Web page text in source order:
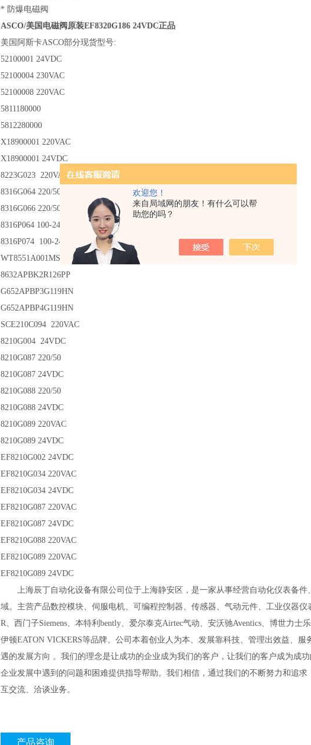
欢迎您！
来自局域网的朋友！有什么可以帮
助您的吗？
* 防爆电磁阀
ASCO/美国电磁阀原装EF8320G186 24VDC正品
美国阿斯卡ASCO部分现货型号:
52100001 24VDC
52100004 230VAC
52100008 220VAC
5811180000
5812280000
X18900001 220VAC
X18900001 24VDC
8223G023 220VAC
8316G064 220/50
8316G066 220/50
8316P064 100-240V/50-60HZ/DC
8316P074 100-240/50-60HZ/DC
WT8551A001MS 220VAC
8632APBK2R126PP
G652APBP3G119HN
G652APBP4G119HN
SCE210C094 220VAC
8210G004 24VDC
8210G087 220/50
8210G087 24VDC
8210G088 220/50
8210G088 24VDC
8210G089 220VAC
8210G089 24VDC
EF8210G002 24VDC
EF8210G034 220VAC
EF8210G034 24VDC
EF8210G087 220VAC
EF8210G087 24VDC
EF8210G088 220VAC
EF8210G089 220VAC
EF8210G089 24VDC
上海辰丁自动化设备有限公司位于上海静安区，是一家从事经营自动化仪表备
域。主营产品数控模块、伺服电机、可编程控制器、传感器、气动元件、工业仪器
R、西门子Siemens、本特利bently、爱尔泰克Airtec气动、安沃驰Aventics、博世力士
伊顿EATON VICKERS等品牌。公司本着创业人为本、发展靠科技、管理出效益、
遇的发展方向 。我们的理念是让成功的企业成为我们的客户，让我们的客户成为成
企业发展中遇到的问题和困难提供指导帮助。我们相信，通过我们的不断努力和追
互交流、洽谈业务。
产品咨询